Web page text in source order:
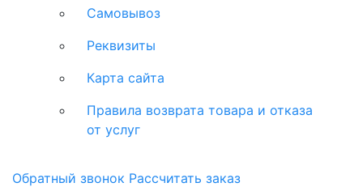
Самовывоз
Реквизиты
Карта сайта
Правила возврата товара и отказа
от услуг
Обратный звонок Рассчитать заказ